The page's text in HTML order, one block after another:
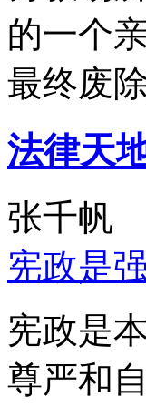
的一个
最终废
法律天
张千帆
宪政是
宪政是
尊严和